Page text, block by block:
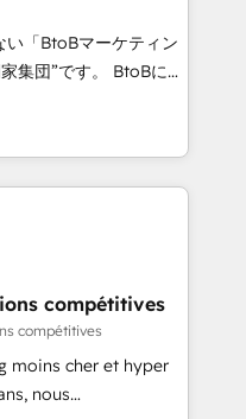
、WordPress、
どの各種CMSを活用
サイト制作経験をもと
企業のさま
略、設計・デザイン、
ーーーー 【プロジェ
実的な目標の確認 -要
の組合せのご提案 -お
ル決定、プロジェクト
策定（KGI）、ウェブ
い「BtoBマーケティン
す。 BtoBに特
オンライン施策か
などのオフライン施策
な”専門家集団”によ
、戦略・企画などのコ
また、2022
る書籍『業務効率化か
もここまでデジタル
入／
サービスを提供してい
compétitives
compétitives
moins cher et hyper